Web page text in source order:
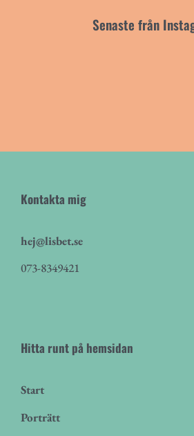
Senaste från
Kontakta mig
hej@lisbet.se
073-8349421
Hitta runt på hemsidan
Start
Porträtt